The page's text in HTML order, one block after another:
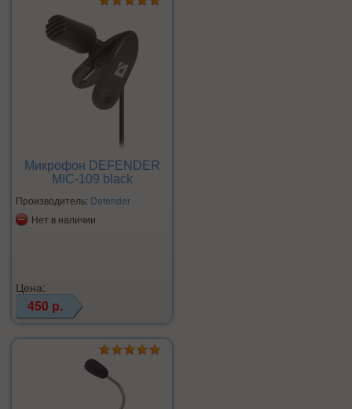
Микрофон DEFENDER
MIC-109 black
Производитель: Defender
Нет в наличии
Цена:
450 р.